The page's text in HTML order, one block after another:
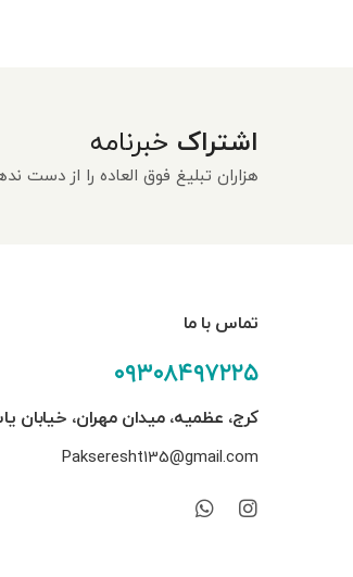
اشتراک خبرنامه
هزاران تبلیغ فوق العاده را از دست
تماس با ما
۰۹۳۰۸۴۹۷۲۲۵
کرج، عظمیه، میدان مهران، خیابان
Pakseresht135@gmail.com